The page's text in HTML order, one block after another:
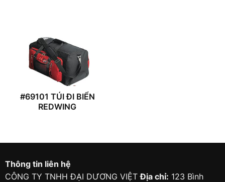
#69101 TÚI ĐI BIỂN
REDWING
Thông tin liên hệ
CÔNG TY TNHH ĐẠI DƯƠNG VIỆTĐịa chỉ: 123 Bình